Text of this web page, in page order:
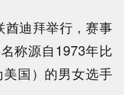
迪拜举行，赛事
称源自1973年比
美国）的男女选手